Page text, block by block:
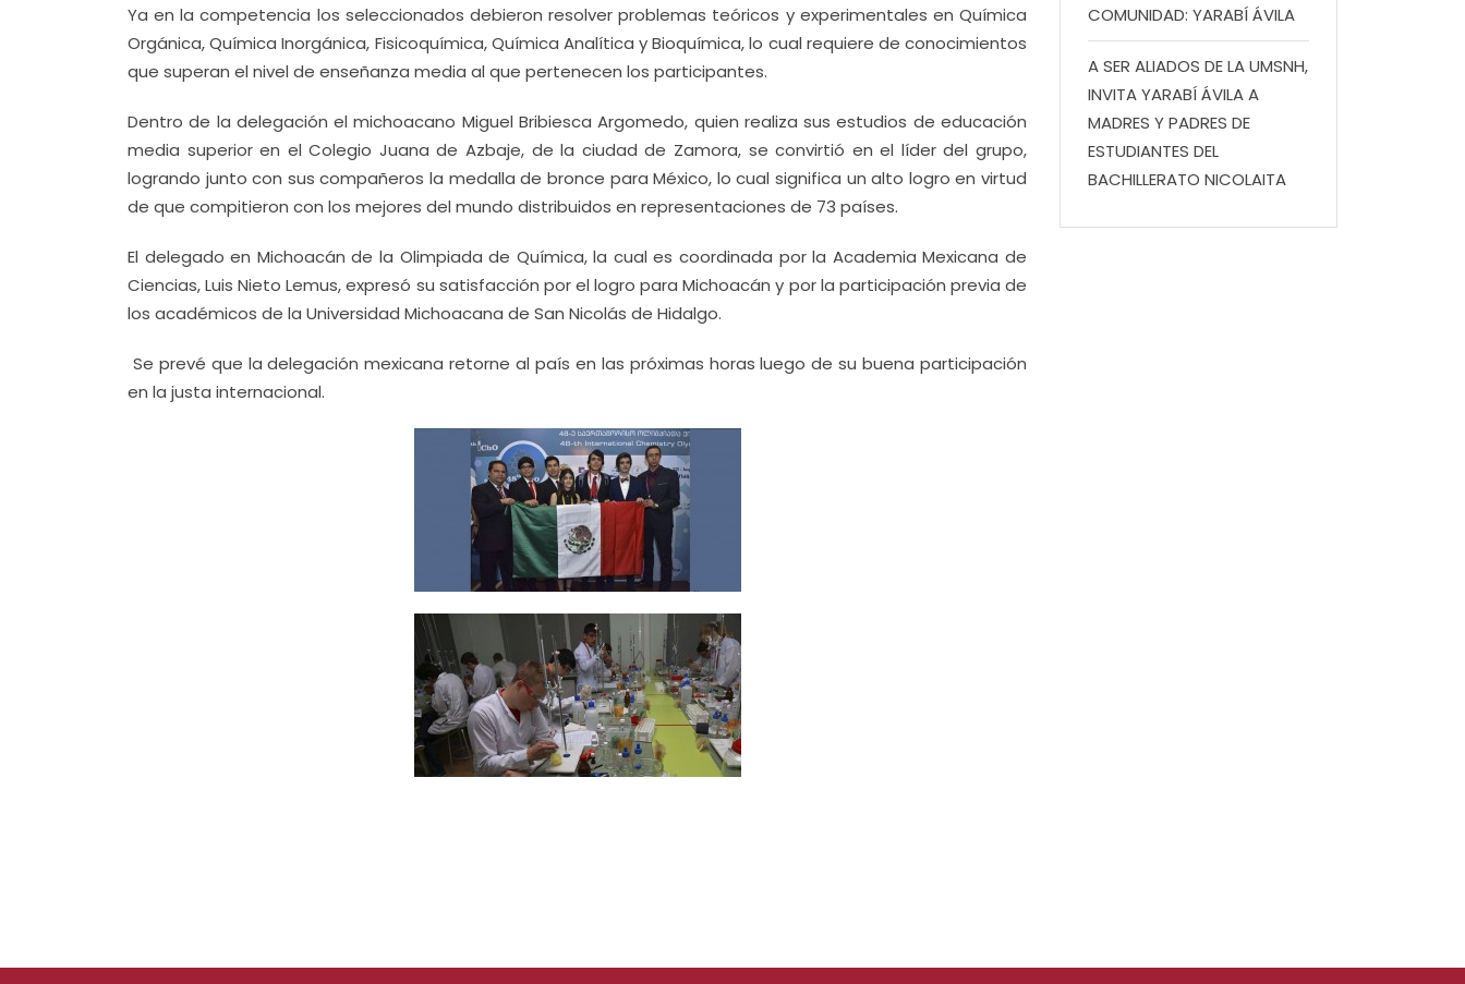
Ya en la competencia los seleccionados debieron resolver problemas teóricos y experimentales en Química
Orgánica, Química Inorgánica, Fisicoquímica, Química Analítica y Bioquímica, lo cual requiere de conocimientos
que superan el nivel de enseñanza media al que pertenecen los participantes.
Dentro de la delegación el michoacano Miguel Bribiesca Argomedo, quien realiza sus estudios de educación
media superior en el Colegio Juana de Azbaje, de la ciudad de Zamora, se convirtió en el líder del grupo,
logrando junto con sus compañeros la medalla de bronce para México, lo cual significa un alto logro en virtud
de que compitieron con los mejores del mundo distribuidos en representaciones de 73 países.
El delegado en Michoacán de la Olimpiada de Química, la cual es coordinada por la Academia Mexicana de
Ciencias, Luis Nieto Lemus, expresó su satisfacción por el logro para Michoacán y por la participación previa de
los académicos de la Universidad Michoacana de San Nicolás de Hidalgo.
Se prevé que la delegación mexicana retorne al país en las próximas horas luego de su buena participación
en la justa internacional.
COMUNIDAD: YARABÍ ÁVILA
A SER ALIADOS DE LA UMSNH,
INVITA YARABÍ ÁVILA A
MADRES Y PADRES DE
ESTUDIANTES DEL
BACHILLERATO NICOLAITA